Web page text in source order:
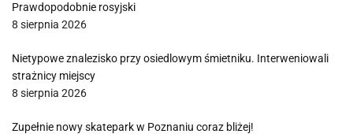
Prawdopodobnie rosyjski
8 sierpnia 2026
Nietypowe znalezisko przy osiedlowym śmietniku. Interweniowali
strażnicy miejscy
8 sierpnia 2026
Zupełnie nowy skatepark w Poznaniu coraz bliżej!